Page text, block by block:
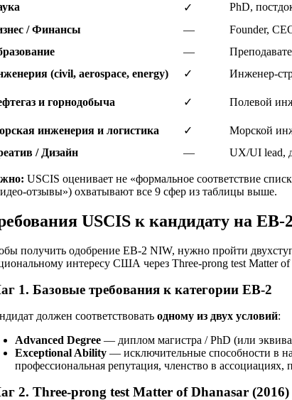
✓ PhD,
/ Финансы
— Founder,
—
(civil, aerospace, energy)
✓ Инженер-
и горнодобыча
✓ Полевой
инженерия и логистика
✓ Морской
/ Дизайн
— UX/UI lead,
USCIS оценивает не «формальное соответствие
отзывы») охватывают все 9 сфер из таблицы выше.
USCIS к кандидату на
получить одобрение EB-2 NIW, нужно пройти
интересу США через Three-prong test Matter of
1. Базовые требования к категории EB-2
должен соответствоватьодному из двух условий:
Advanced Degree — диплом магистра / PhD (или
Exceptional Ability — исключительные способности в
профессиональная репутация, членство в ассоциациях,
2. Three-prong test Matter of Dhanasar (2016)